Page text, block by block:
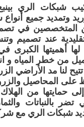
شبكات الري
وتمديد جميع
المتخصصين في
عند تصميم
أهميتها الكبرى
من خطر المياه و
لنا مد الأراضي
المحاصيل
إلى حمايتها من
تضر بالنباتات
شبكات الري مع